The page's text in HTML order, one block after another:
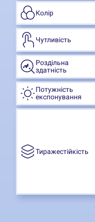
Колір
Чутливість
Роздільна
здатність
Потужність
експонування
Тиражестійкість